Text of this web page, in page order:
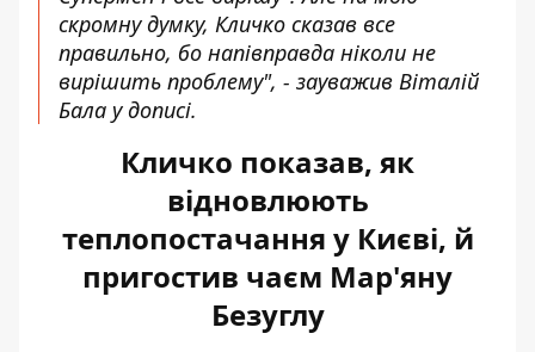
скромну думку, Кличко сказав все
правильно, бо напівправда ніколи не
вирішить проблему", - зауважив Віталій
Бала у дописі.
Кличко показав, як
відновлюють
теплопостачання у Києві, й
пригостив чаєм Мар'яну
Безуглу